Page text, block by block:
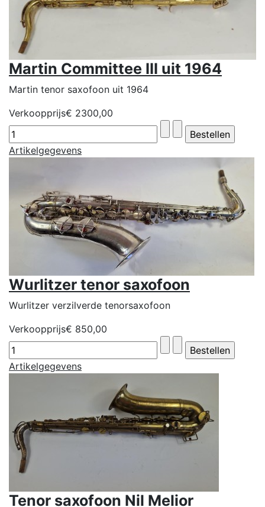
Martin Committee III uit 1964
Martin tenor saxofoon uit 1964
Verkoopprijs€ 2300,00
Artikelgegevens
Wurlitzer tenor saxofoon
Wurlitzer verzilverde tenorsaxofoon
Verkoopprijs€ 850,00
Artikelgegevens
Tenor saxofoon Nil Melior